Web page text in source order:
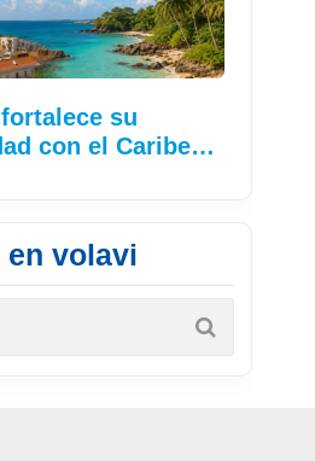
su
con el Caribe…
en volavi